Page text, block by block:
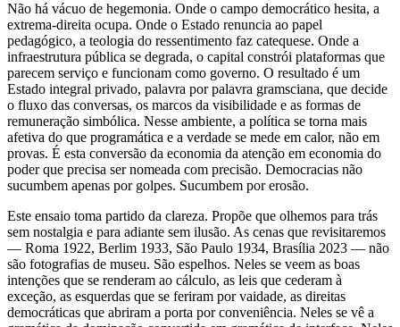
Não há vácuo de hegemonia. Onde o campo democrático hesita, a
extrema-direita ocupa. Onde o Estado renuncia ao papel
pedagógico, a teologia do ressentimento faz catequese. Onde a
infraestrutura pública se degrada, o capital constrói plataformas que
parecem serviço e funcionam como governo. O resultado é um
Estado integral privado, palavra por palavra gramsciana, que decide
o fluxo das conversas, os marcos da visibilidade e as formas de
remuneração simbólica. Nesse ambiente, a política se torna mais
afetiva do que programática e a verdade se mede em calor, não em
provas. É esta conversão da economia da atenção em economia do
poder que precisa ser nomeada com precisão. Democracias não
sucumbem apenas por golpes. Sucumbem por erosão.
Este ensaio toma partido da clareza. Propõe que olhemos para trás
sem nostalgia e para adiante sem ilusão. As cenas que revisitaremos
— Roma 1922, Berlim 1933, São Paulo 1934, Brasília 2023 — não
são fotografias de museu. São espelhos. Neles se veem as boas
intenções que se renderam ao cálculo, as leis que cederam à
exceção, as esquerdas que se feriram por vaidade, as direitas
democráticas que abriram a porta por conveniência. Neles se vê a